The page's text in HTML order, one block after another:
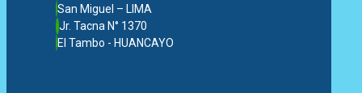
San Miguel – LIMA
Jr. Tacna N° 1370
El Tambo - HUANCAYO